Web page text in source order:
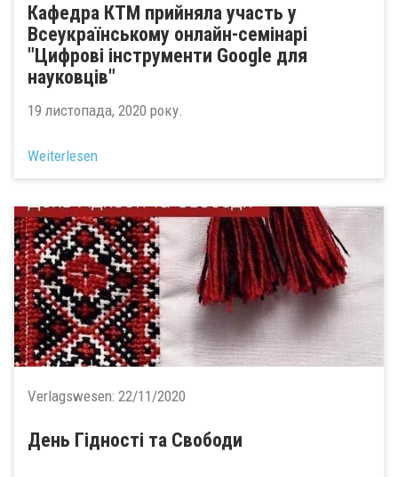
Кафедра КТМ прийняла участь у
Всеукраїнському онлайн-семінарі
"Цифрові інструменти Google для
науковців"
19 листопада, 2020 року.
Weiterlesen
Verlagswesen: 22/11/2020
День Гідності та Свободи